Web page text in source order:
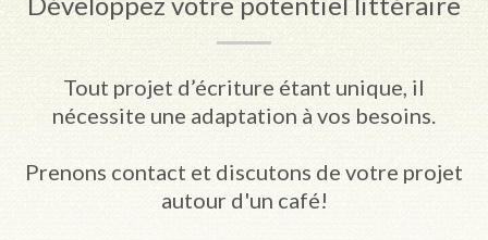
Tout projet d’écriture étant unique, il
nécessite une adaptation à vos besoins.
Prenons contact et discutons de votre projet
autour d'un café!